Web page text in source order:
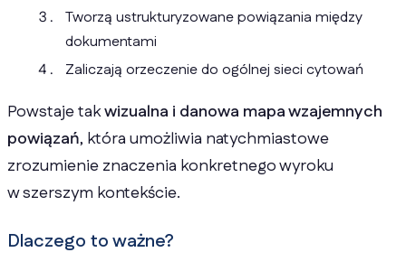
Tworzą ustrukturyzowane powiązania między
dokumentami
Zaliczają orzeczenie do ogólnej sieci cytowań
Powstaje takwizualna i danowa mapa wzajemnych
powiązań, która umożliwia natychmiastowe
zrozumienie znaczenia konkretnego wyroku
w szerszym kontekście.
Dlaczego to ważne?